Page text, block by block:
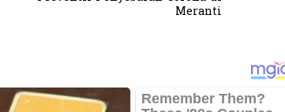
Meranti